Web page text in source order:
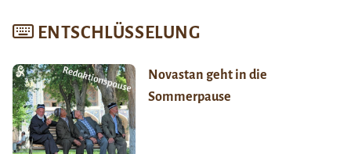
ENTSCHLÜSSELUNG
Novastan geht in die
Sommerpause